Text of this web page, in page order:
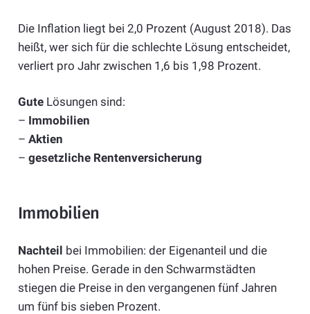
Die Inflation liegt bei 2,0 Prozent (August 2018). Das
heißt, wer sich für die schlechte Lösung entscheidet,
verliert pro Jahr zwischen 1,6 bis 1,98 Prozent.
GuteLösungen sind:
– Immobilien
– Aktien
– gesetzliche Rentenversicherung
Immobilien
Nachteil bei Immobilien: der Eigenanteil und die
hohen Preise. Gerade in den Schwarmstädten
stiegen die Preise in den vergangenen fünf Jahren
um fünf bis sieben Prozent.